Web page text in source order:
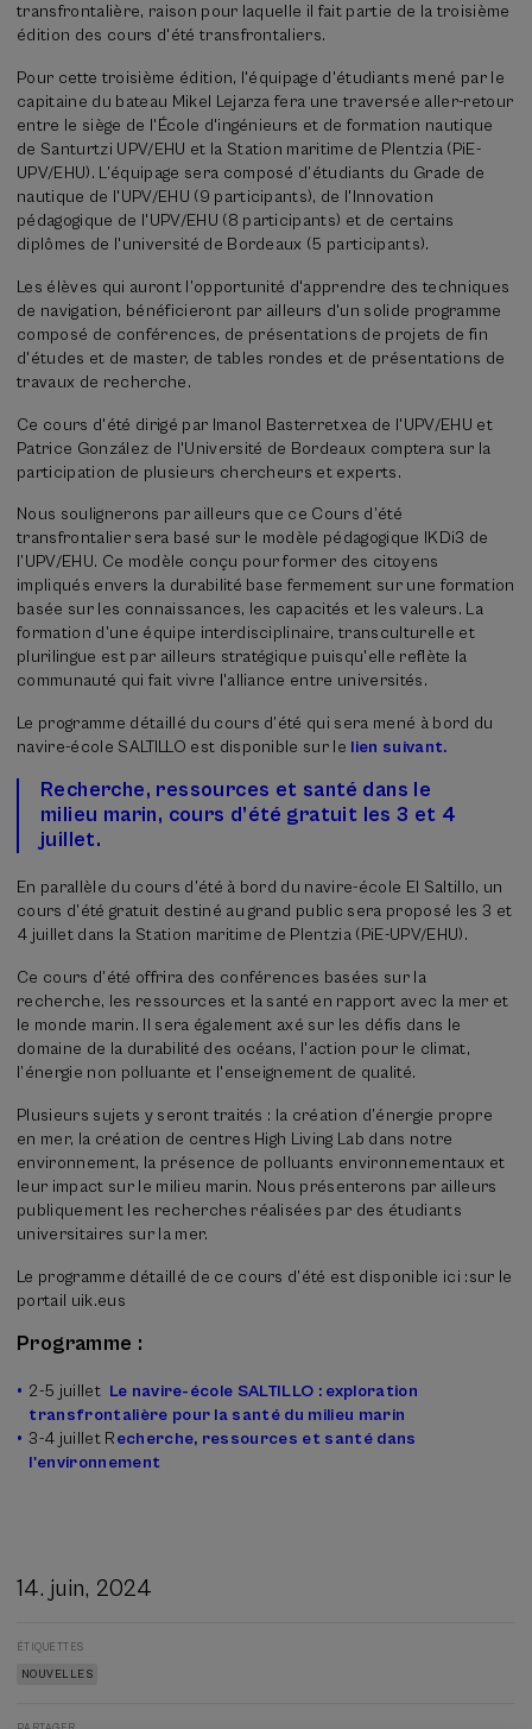
transfrontalière, raison pour laquelle il fait partie de la troisième
édition des cours d'été transfrontaliers.
Pour cette troisième édition, l'équipage d'étudiants mené par le
capitaine du bateau Mikel Lejarza fera une traversée aller-retour
entre le siège de l'École d'ingénieurs et de formation nautique
de Santurtzi UPV/EHU et la Station maritime de Plentzia (PiE-
UPV/EHU). L’équipage sera composé d’étudiants du Grade de
nautique de l'UPV/EHU (9 participants), de l'Innovation
pédagogique de l'UPV/EHU (8 participants) et de certains
diplômes de l'université de Bordeaux (5 participants).
Les élèves qui auront l’opportunité d'apprendre des techniques
de navigation, bénéficieront par ailleurs d'un solide programme
composé de conférences, de présentations de projets de fin
d'études et de master, de tables rondes et de présentations de
travaux de recherche.
Ce cours d'été dirigé par Imanol Basterretxea de l'UPV/EHU et
Patrice González de l'Université de Bordeaux comptera sur la
participation de plusieurs chercheurs et experts.
Nous soulignerons par ailleurs que ce Cours d’été
transfrontalier sera basé sur le modèle pédagogique IKDi3 de
l’UPV/EHU. Ce modèle conçu pour former des citoyens
impliqués envers la durabilité base fermement sur une formation
basée sur les connaissances, les capacités et les valeurs. La
formation d’une équipe interdisciplinaire, transculturelle et
plurilingue est par ailleurs stratégique puisqu'elle reflète la
communauté qui fait vivre l'alliance entre universités.
Le programme détaillé du cours d’été qui sera mené à bord du
navire-école SALTILLO est disponible sur le lien suivant.
Recherche, ressources et santé dans le
milieu marin, cours d’été gratuit les 3 et 4
juillet.
En parallèle du cours d’été à bord du navire-école El Saltillo, un
cours d’été gratuit destiné au grand public sera proposé les 3 et
4 juillet dans la Station maritime de Plentzia (PiE-UPV/EHU).
Ce cours d’été offrira des conférences basées sur la
recherche, les ressources et la santé en rapport avec la mer et
le monde marin. Il sera également axé sur les défis dans le
domaine de la durabilité des océans, l'action pour le climat,
l’énergie non polluante et l'enseignement de qualité.
Plusieurs sujets y seront traités : la création d’énergie propre
en mer, la création de centres High Living Lab dans notre
environnement, la présence de polluants environnementaux et
leur impact sur le milieu marin. Nous présenterons par ailleurs
publiquement les recherches réalisées par des étudiants
universitaires sur la mer.
Le programme détaillé de ce cours d’été est disponible ici :sur le
portail uik.eus
Programme :
2-5 juillet Le navire-école SALTILLO : exploration
transfrontalière pour la santé du milieu marin
3-4 juillet Recherche, ressources et santé dans
l'environnement
14. juin, 2024
ÉTIQUETTES
NOUVELLES